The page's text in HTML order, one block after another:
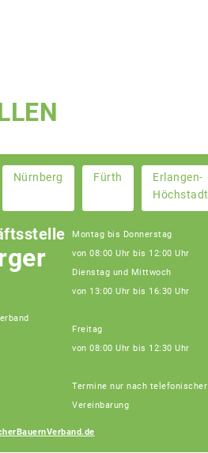
Nürnberg Fürth
Erlangen-
Höchstadt
Montag bis Donnerstag
von 08:00 Uhr bis 12:00 Uhr
Dienstag und Mittwoch
von 13:00 Uhr bis 16:30 Uhr
Freitag
von 08:00 Uhr bis 12:30 Uhr
Termine nur nach telefonischer
Vereinbarung